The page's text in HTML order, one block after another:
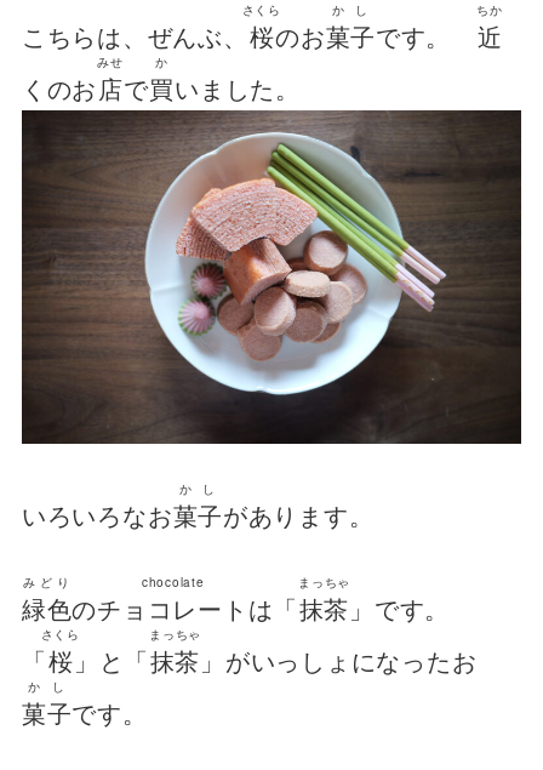
こちらは、ぜんぶ、 桜
さくら
のお菓子
かし
です。 近
ちか
くのお店
みせ
で買
か
いました。
いろいろなお菓子
かし
があります。
緑色
みどり
のチョコレート
chocolate
は「抹茶
まっちゃ
」です。
「桜
さくら
」と「抹茶
まっちゃ
」がいっしょになったお
菓子
かし
です。